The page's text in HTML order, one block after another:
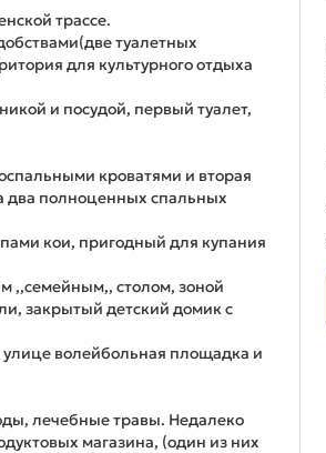
трассе.
туалетных
для культурного отдыха
и посудой, первый туалет,
кроватями и вторая
два полноценных спальных
кои, пригодный для купания
,,семейным,, столом, зоной
закрытый детский домик с
улице волейбольная площадка и
лечебные травы. Недалеко
магазина, (один из них